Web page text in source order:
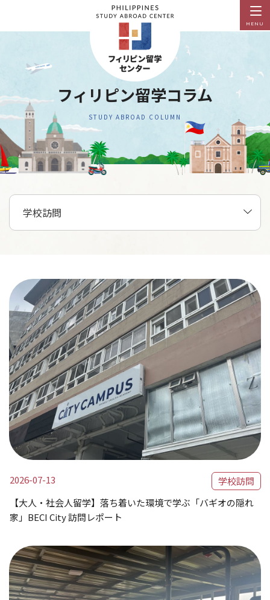
MENU
フィリピン留学コラム
STUDY ABROAD COLUMN
2026-07-13
学校訪問
【大人・社会人留学】落ち着いた環境で学ぶ「バギオの隠れ
家」BECI City 訪問レポート